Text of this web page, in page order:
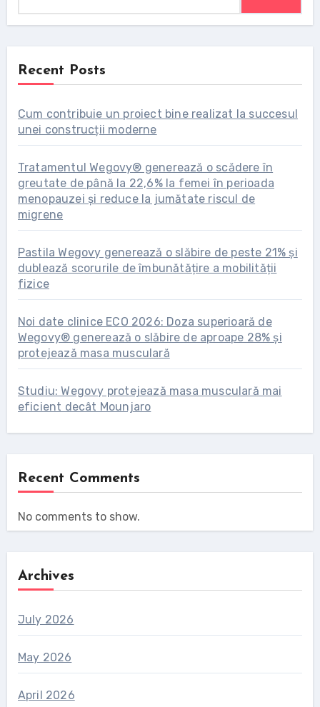
Recent Posts
Cum contribuie un proiect bine realizat la succesul
unei construcții moderne
Tratamentul Wegovy® generează o scădere în
greutate de până la 22,6% la femei în perioada
menopauzei și reduce la jumătate riscul de
migrene
Pastila Wegovy generează o slăbire de peste 21% și
dublează scorurile de îmbunătățire a mobilității
fizice
Noi date clinice ECO 2026: Doza superioară de
Wegovy® generează o slăbire de aproape 28% și
protejează masa musculară
Studiu: Wegovy protejează masa musculară mai
eficient decât Mounjaro
Recent Comments
No comments to show.
Archives
July 2026
May 2026
April 2026